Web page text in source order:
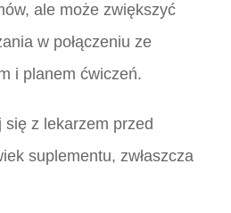
ale może zwiększyć
w połączeniu ze
i planem ćwiczeń.
z lekarzem przed
suplementu, zwłaszcza